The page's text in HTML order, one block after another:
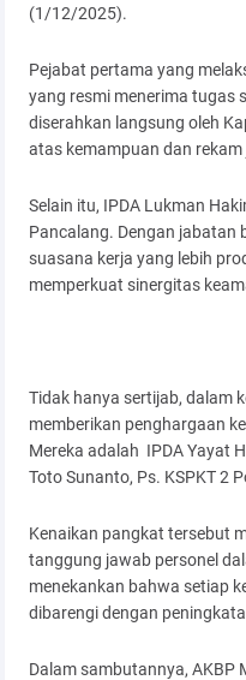
(1/12/2025).
Pejabat pertama yang
yang resmi menerima tugas
diserahkan langsung oleh
atas kemampuan dan
Selain itu, IPDA Lukman
Pancalang. Dengan jabatan
suasana kerja yang lebih
memperkuat sinergitas
Tidak hanya sertijab, dalam
memberikan penghargaan
Mereka adalah IPDA Yayat
Toto Sunanto, Ps. KSPKT 2
Kenaikan pangkat tersebut
tanggung jawab personel
menekankan bahwa setiap
dibarengi dengan
Dalam sambutannya, AKBP